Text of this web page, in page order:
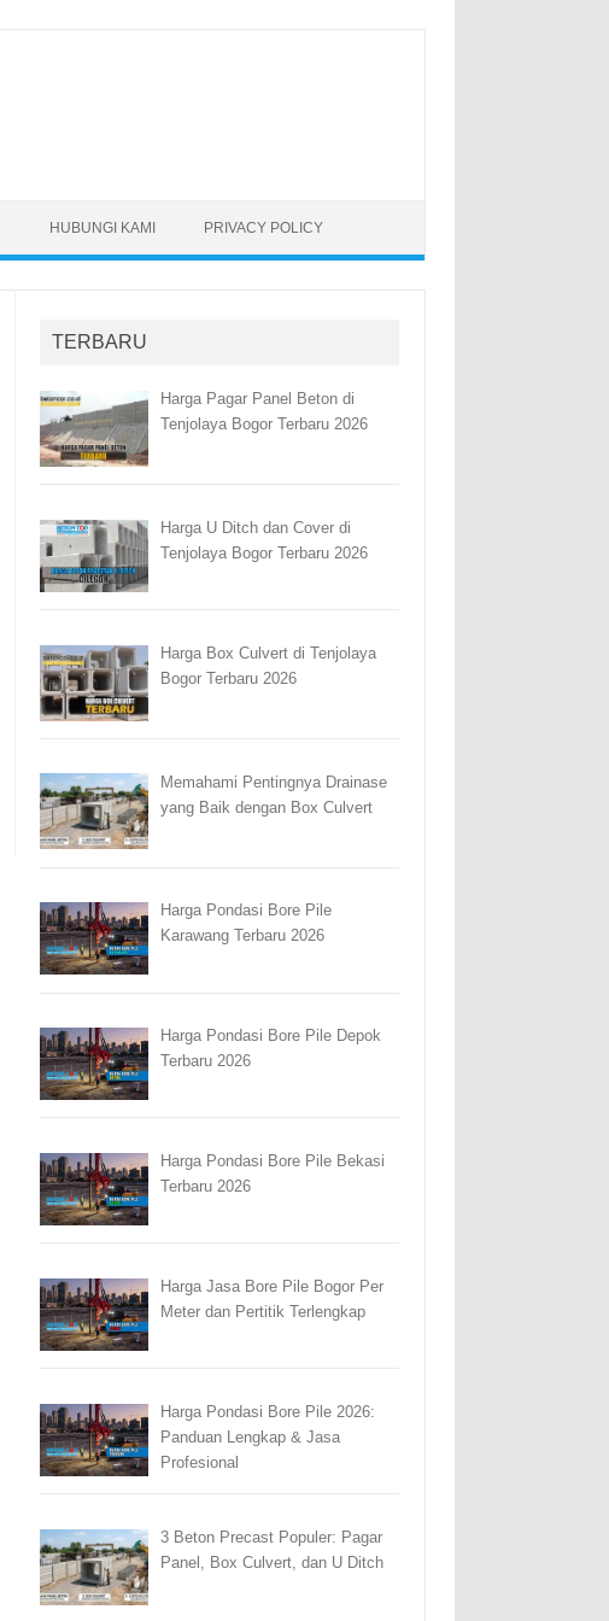
HUBUNGI KAMI PRIVACY POLICY
TERBARU
Harga Pagar Panel Beton di
Tenjolaya Bogor Terbaru 2026
Harga U Ditch dan Cover di
Tenjolaya Bogor Terbaru 2026
Harga Box Culvert di Tenjolaya
Bogor Terbaru 2026
Memahami Pentingnya Drainase
yang Baik dengan Box Culvert
Harga Pondasi Bore Pile
Karawang Terbaru 2026
Harga Pondasi Bore Pile Depok
Terbaru 2026
Harga Pondasi Bore Pile Bekasi
Terbaru 2026
Harga Jasa Bore Pile Bogor Per
Meter dan Pertitik Terlengkap
Harga Pondasi Bore Pile 2026:
Panduan Lengkap & Jasa
Profesional
3 Beton Precast Populer: Pagar
Panel, Box Culvert, dan U Ditch